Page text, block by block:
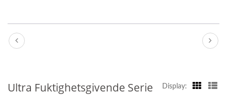
Ultra Fuktighetsgivende Serie Display: